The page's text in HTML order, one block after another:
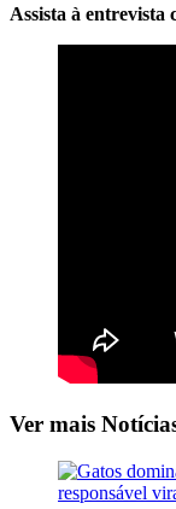
Assista à entrevista
Ver mais